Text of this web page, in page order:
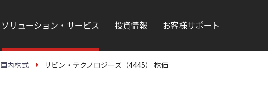
ソリューション・サービス 投資情報 お客様サポート
国内株式 リビン・テクノロジーズ（4445） 株価